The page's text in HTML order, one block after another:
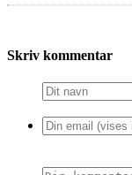
Skriv kommentar